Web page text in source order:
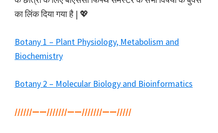
का लिंक दिया गया है | 💖
Botany 1 – Plant Physiology, Metabolism and
Biochemistry
Botany 2 – Molecular Biology and Bioinformatics
//////——///////——///////——/////